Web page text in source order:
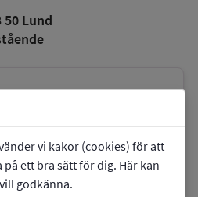
vi kakor (cookies) för att
ett bra sätt för dig. Här kan
godkänna.
50 Lund
skolan?
Dans- o